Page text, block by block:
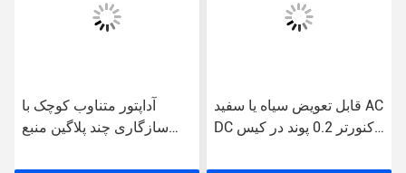
آداپتور متناوب کوچک با
سازگاری چند پلاگین منبع
قابل تعویض سیاه یا سفید AC
DC کنورتر 0.2 پوند در کیس